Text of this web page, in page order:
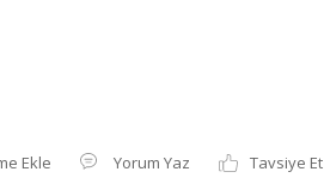
Yorum Yaz Tavsiye Et